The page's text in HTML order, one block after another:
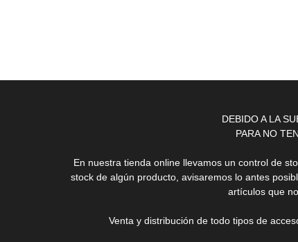
DEBIDO A LA
PARA NO
En nuestra tienda online llevamos un control de
stock de algún producto, avisaremos lo antes
artículos que
Venta y distribución de todo tipos de